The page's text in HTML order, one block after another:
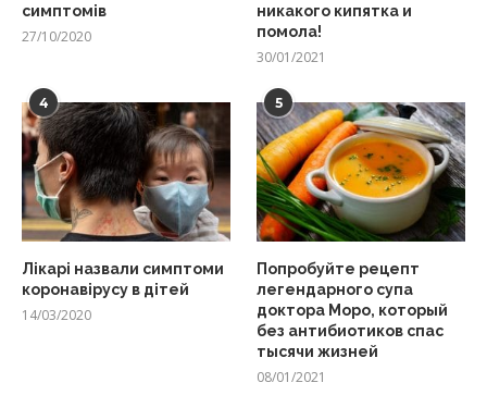
симптомів
27/10/2020
никакого кипятка и
помола!
30/01/2021
4
Лікарі назвали симптоми
коронавірусу в дітей
14/03/2020
5
Попробуйте рецепт
легендарного супа
доктора Моро, который
без антибиотиков спас
тысячи жизней
08/01/2021